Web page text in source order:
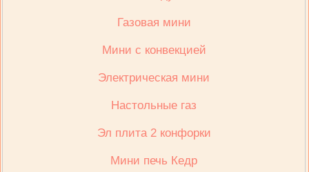
Газовая мини
Мини с конвекцией
Электрическая мини
Настольные газ
Эл плита 2 конфорки
Мини печь Кедр